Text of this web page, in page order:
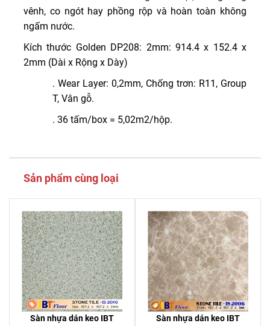
vênh, co ngót hay phồng rộp và hoàn toàn không
ngấm nước.
Kích thước Golden DP208: 2mm: 914.4 x 152.4 x
2mm (Dài x Rộng x Dày)
. Wear Layer: 0,2mm, Chống trơn: R11, Group
T, Vân gỗ.
. 36 tấm/box = 5,02m2/hộp.
Sản phẩm cùng loại
Sàn nhựa dán keo IBT
Sàn nhựa dán keo IBT